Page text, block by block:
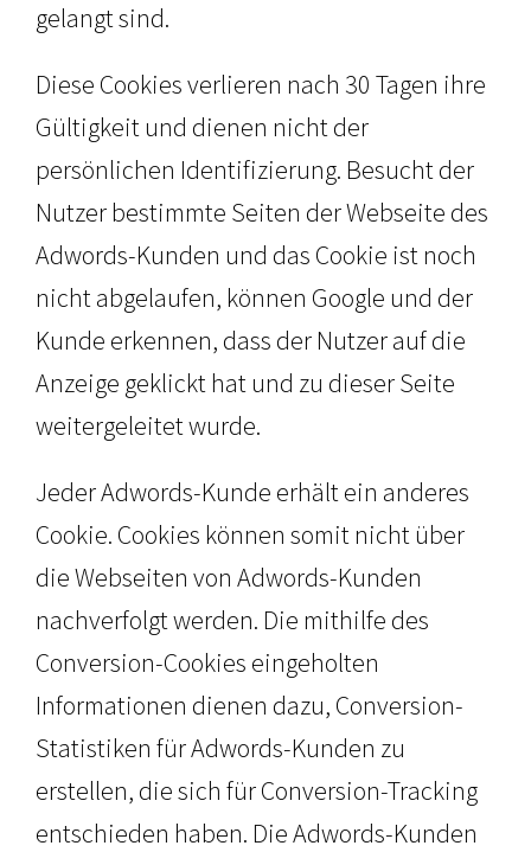
gelangt sind.
Diese Cookies verlieren nach 30 Tagen ihre
Gültigkeit und dienen nicht der
persönlichen Identifizierung. Besucht der
Nutzer bestimmte Seiten der Webseite des
Adwords-Kunden und das Cookie ist noch
nicht abgelaufen, können Google und der
Kunde erkennen, dass der Nutzer auf die
Anzeige geklickt hat und zu dieser Seite
weitergeleitet wurde.
Jeder Adwords-Kunde erhält ein anderes
Cookie. Cookies können somit nicht über
die Webseiten von Adwords-Kunden
nachverfolgt werden. Die mithilfe des
Conversion-Cookies eingeholten
Informationen dienen dazu, Conversion-
Statistiken für Adwords-Kunden zu
erstellen, die sich für Conversion-Tracking
entschieden haben. Die Adwords-Kunden